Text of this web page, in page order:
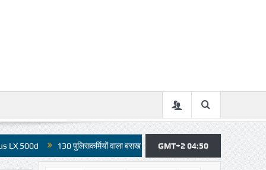
130 पुलिसकर्मियों वाला बसखारी थाना बिजली आपूर्ति से महरुम, कार्य हो रहे प्रभावित, कई
GMT+2 04:50